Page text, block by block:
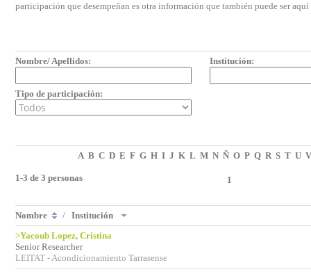
participación que desempeñan es otra información que también puede ser
Nombre/ Apellidos: Institución:
Tipo de participación:
A B C D E F G H I J K L M N Ñ O P Q R S T U V
1-3 de 3 personas 1
Nombre / Institución
>Yacoub Lopez, Cristina
Senior Researcher
LEITAT - Acondicionamiento Tarrasense